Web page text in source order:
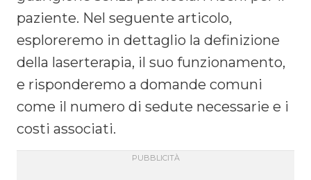
paziente. Nel seguente articolo,
esploreremo in dettaglio la definizione
della laserterapia, il suo funzionamento,
e risponderemo a domande comuni
come il numero di sedute necessarie e i
costi associati.